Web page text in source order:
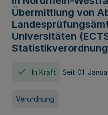
Übermittlung von
Universitäten
Statistikverordnung
In Kraft Seit 01.
Verordnung